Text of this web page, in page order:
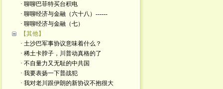
· 聊聊巴菲特买台积电
· 聊聊经济与金融（六十八）------
· 聊聊经济与金融（七）
【其他】
· 土沙巴军事协议意味着什么？
· 稀土卡脖子，川普动真格的了
· 不自量力又无耻的中共国
· 我要表扬一下普战犯
· 我对老川跟伊朗的新协议不抱很大